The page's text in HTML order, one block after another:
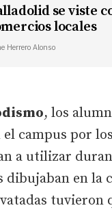
se viste
locales
HerreroAlonso
, los
campus por
a utilizar
dibujaban en la
tuvieron